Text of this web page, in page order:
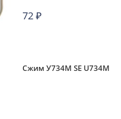
72₽
Сжим У734М SE U734M